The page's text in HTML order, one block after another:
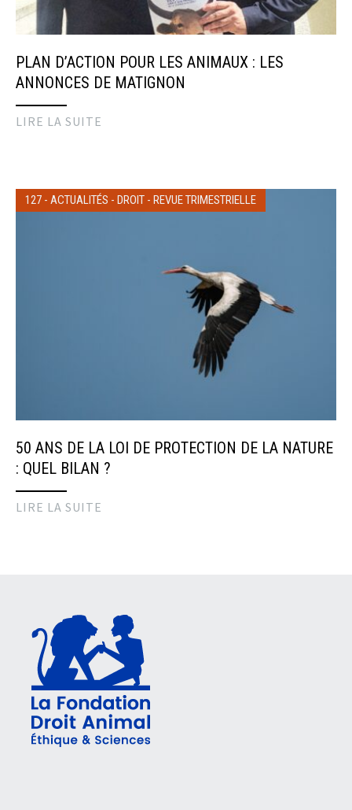
PLAN D’ACTION POUR LES ANIMAUX : LES
ANNONCES DE MATIGNON
LIRE LA SUITE
127 - ACTUALITÉS - DROIT - REVUE TRIMESTRIELLE
50 ANS DE LA LOI DE PROTECTION DE LA NATURE
: QUEL BILAN ?
LIRE LA SUITE